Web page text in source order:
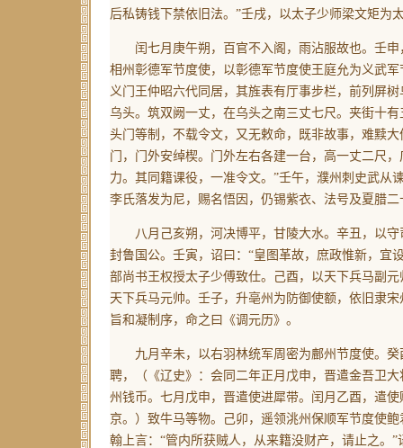
后私铸钱下禁依旧法。”壬戌，以太子少师梁文矩为
闰七月庚午朔，百官不入阁，雨沾服故也。壬申
相州彰德军节度使，以彰德军节度使王庭允为义武
义门王仲昭六代同居，其旌表有厅事步栏，前列屏
乌头。筑双阙一丈，在乌头之南三丈七尺。夹街十
头门等制，不载令文，又无敕命，既非故事，难黩
门，门外安绰楔。门外左右各建一台，高一丈二尺
力。其同籍课役，一准令文。”壬午，濮州刺史武从
李氏落发为尼，赐名悟因，仍锡紫衣、法号及夏腊二
八月己亥朔，河决博平，甘陵大水。辛丑，以守
封鲁国公。壬寅，诏曰：“皇图革故，庶政惟新，宜
部尚书王权授太子少傅致仕。己酉，以天下兵马副
天下兵马元帅。壬子，升亳州为防御使额，依旧隶
旨和凝制序，命之曰《调元历》。
九月辛未，以右羽林统军周密为鄜州节度使。癸
聘，
（《辽史》：会同二年正月戊申，晋遣金吾卫
州钱币。七月戊申，晋遣使进犀带。闰月乙酉，遣
京。） 致牛马等物。己卯，遥领洮州保顺军节度使
翰上言：“管内所获贼人，从来籍没财产，请止之。